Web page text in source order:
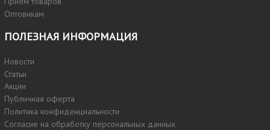
Оптовикам
ПОЛЕЗНАЯ ИНФОРМАЦИЯ
Новости
Статьи
Акции
Публичная оферта
Политика конфиденциальности
Согласие на обработку персональных данных